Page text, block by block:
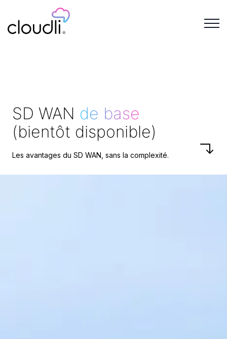
SD WAN de base
(bientôt disponible)
Les avantages du SD WAN, sans la complexité.